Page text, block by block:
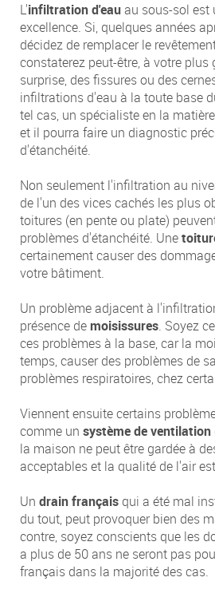
L'infiltration d'eauau sous-sol est
excellence. Si, quelques années
décidez de remplacer le
constaterez peut-être, à votre plus
surprise, des fissures ou des
infiltrations d'eau à la toute base
tel cas, un spécialiste en la
et il pourra faire un diagnostic
d'étanchéité.
Non seulement l'infiltration au
de l'un des vices cachés les plus
toitures (en pente ou plate)
problèmes d'étanchéité. Une
certainement causer des
votre bâtiment.
Un problème adjacent à
présence de moisissures. Soyez
ces problèmes à la base, car la
temps, causer des problèmes de
problèmes respiratoires, chez
Viennent ensuite certains
comme un système de ventilation
la maison ne peut être gardée à
acceptables et la qualité de l'air
Un drain français qui a été mal
du tout, peut provoquer bien des
contre, soyez conscients que les
a plus de 50 ans ne seront pas
français dans la majorité des cas.